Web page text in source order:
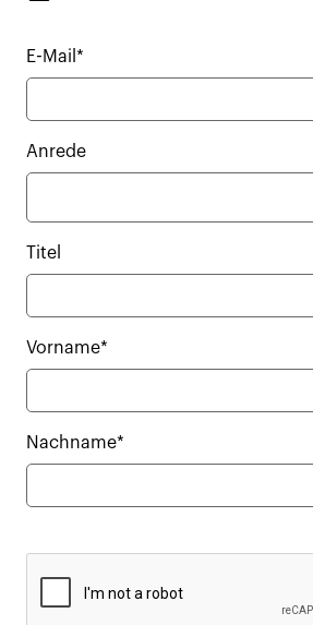
E-Mail*
Anrede
Titel
Vorname*
Nachname*